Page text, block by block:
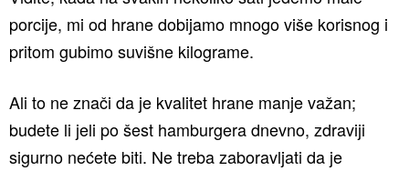
porcije, mi od hrane dobijamo mnogo više korisnog i
pritom gubimo suvišne kilograme.
Ali to ne znači da je kvalitet hrane manje važan;
budete li jeli po šest hamburgera dnevno, zdraviji
sigurno nećete biti. Ne treba zaboravljati da je